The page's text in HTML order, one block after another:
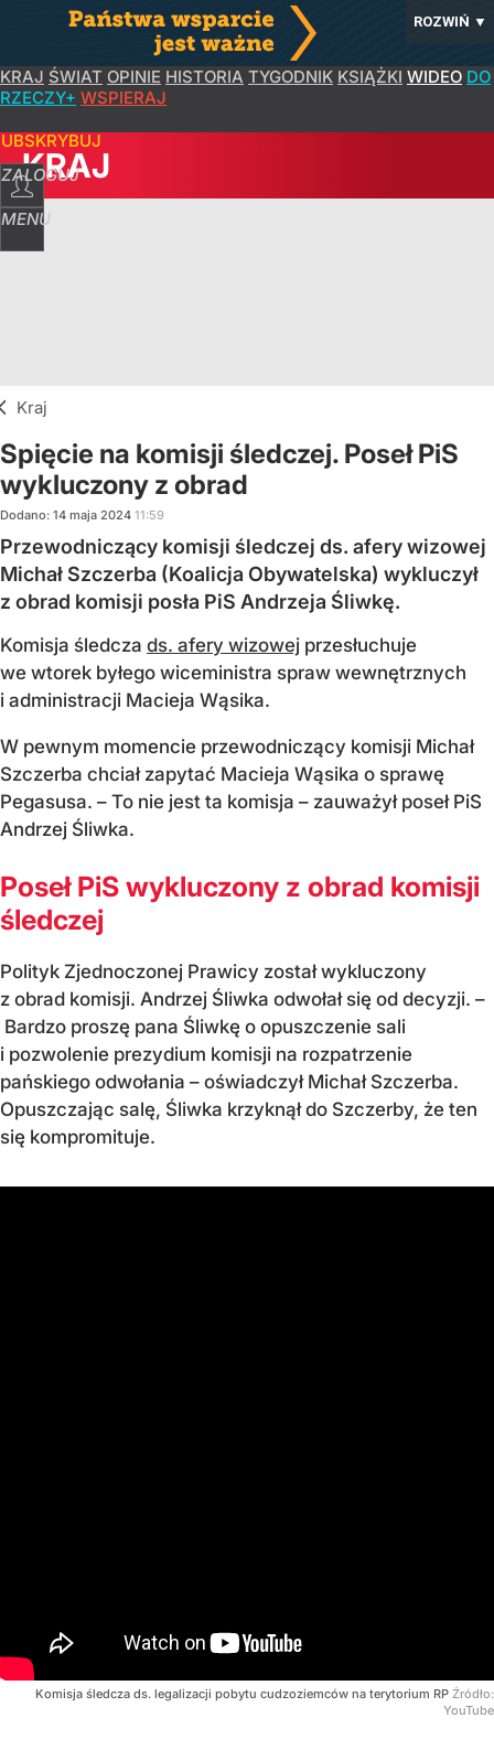
ROZWIŃ ▼
KRAJ ŚWIAT OPINIE HISTORIA TYGODNIK KSIĄŻKI WIDEO DO
RZECZY+ WSPIERAJ
ZALOGUJ
MENU
KRAJ
Kraj
Spięcie na komisji śledczej. Poseł PiS
wykluczony z obrad
Dodano: 14 maja 2024 11:59
Przewodniczący komisji śledczej ds. afery wizowej
Michał Szczerba (Koalicja Obywatelska) wykluczył
z obrad komisji posła PiS Andrzeja Śliwkę.
Komisja śledcza ds. afery wizowej przesłuchuje
we wtorek byłego wiceministra spraw wewnętrznych
i administracji Macieja Wąsika.
W pewnym momencie przewodniczący komisji Michał
Szczerba chciał zapytać Macieja Wąsika o sprawę
Pegasusa. – To nie jest ta komisja – zauważył poseł PiS
Andrzej Śliwka.
Poseł PiS wykluczony z obrad komisji
śledczej
Polityk Zjednoczonej Prawicy został wykluczony
z obrad komisji. Andrzej Śliwka odwołał się od decyzji. –
Bardzo proszę pana Śliwkę o opuszczenie sali
i pozwolenie prezydium komisji na rozpatrzenie
pańskiego odwołania – oświadczył Michał Szczerba.
Opuszczając salę, Śliwka krzyknął do Szczerby, że ten
się kompromituje.
Komisja śledcza ds. legalizacji pobytu cudzoziemców na terytorium RP Źródło:
YouTube